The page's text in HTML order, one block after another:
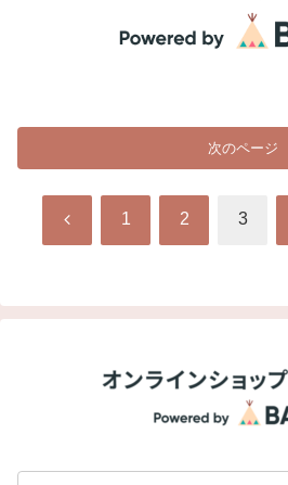
次のページ
前 1 2 3